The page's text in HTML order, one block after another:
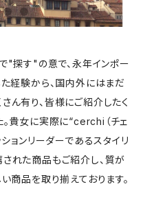
"探す"の意で、永年インポー
た経験から、国内外にはまだ
ん有り、皆様にご紹介したく
。貴女に実際に“cerchi（チェ
ョンリーダーであるスタイリ
れた商品もご紹介し、質が
商品を取り揃えております。